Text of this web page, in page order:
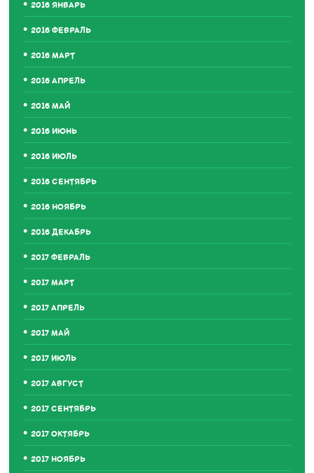
2016 ЯНВАРЬ
2016 ФЕВРАЛЬ
2016 МАРТ
2016 АПРЕЛЬ
2016 МАЙ
2016 ИЮНЬ
2016 ИЮЛЬ
2016 СЕНТЯБРЬ
2016 НОЯБРЬ
2016 ДЕКАБРЬ
2017 ФЕВРАЛЬ
2017 МАРТ
2017 АПРЕЛЬ
2017 МАЙ
2017 ИЮЛЬ
2017 АВГУСТ
2017 СЕНТЯБРЬ
2017 ОКТЯБРЬ
2017 НОЯБРЬ